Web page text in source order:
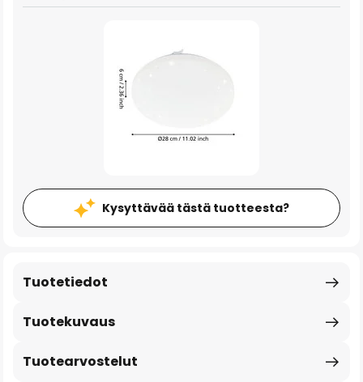
Kysyttävää tästä tuotteesta?
Tuotekuvaus
Tuotetiedot
Tuotearvostelut